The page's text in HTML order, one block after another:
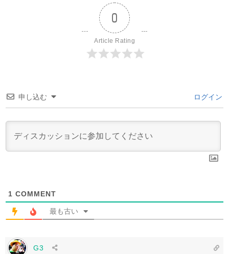
0
Article Rating
申し込む ログイン
1 COMMENT
最も古い
G3